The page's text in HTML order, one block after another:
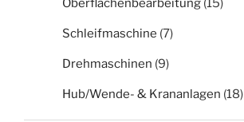
Oberflächenbearbeitung (15)
Schleifmaschine (7)
Drehmaschinen (9)
Hub/Wende- & Krananlagen (18)